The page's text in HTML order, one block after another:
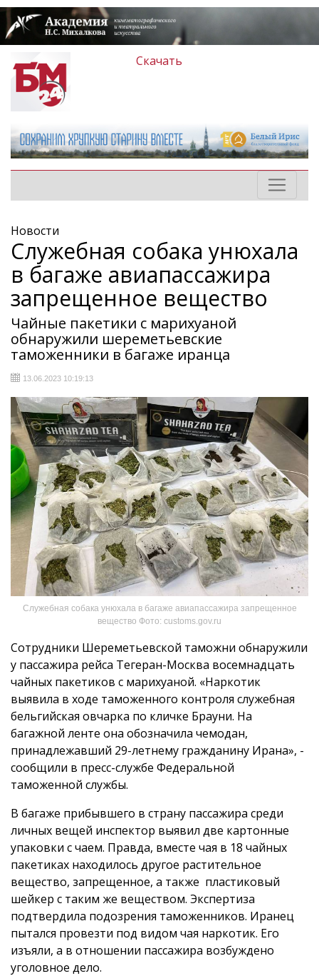
Скачать
Новости
Служебная собака унюхала
в багаже авиапассажира
запрещенное вещество
Чайные пакетики с марихуаной
обнаружили шереметьевские
таможенники в багаже иранца
13.06.2023 10:19:13
Служебная собака унюхала в багаже авиапассажира запрещенное
вещество Фото: customs.gov.ru
Сотрудники Шереметьевской таможни обнаружили
у пассажира рейса Тегеран-Москва восемнадцать
чайных пакетиков с марихуаной. «Наркотик
выявила в ходе таможенного контроля служебная
бельгийская овчарка по кличке Брауни. На
багажной ленте она обозначила чемодан,
принадлежавший 29-летнему гражданину Ирана», -
сообщили в пресс-службе Федеральной
таможенной службы.
В багаже прибывшего в страну пассажира среди
личных вещей инспектор выявил две картонные
упаковки с чаем. Правда, вместе чая в 18 чайных
пакетиках находилось другое растительное
вещество, запрещенное, а также пластиковый
шейкер с таким же веществом. Экспертиза
подтвердила подозрения таможенников. Иранец
пытался провезти под видом чая наркотик. Его
изъяли, а в отношении пассажира возбуждено
уголовное дело.